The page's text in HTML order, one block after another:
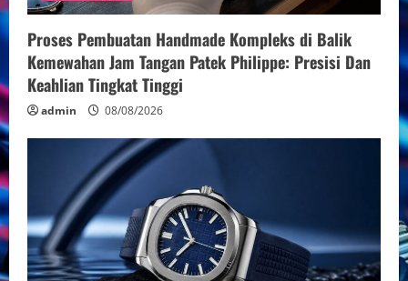
Proses Pembuatan Handmade Kompleks di Balik
Kemewahan Jam Tangan Patek Philippe: Presisi Dan
Keahlian Tingkat Tinggi
admin 08/08/2026